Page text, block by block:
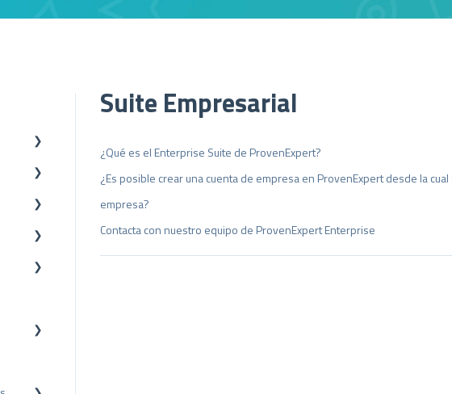
Suite Empresarial
¿Qué es el Enterprise Suite de ProvenExpert?
¿Es posible crear una cuenta de empresa en ProvenExpert desde la
empresa?
Contacta con nuestro equipo de ProvenExpert Enterprise